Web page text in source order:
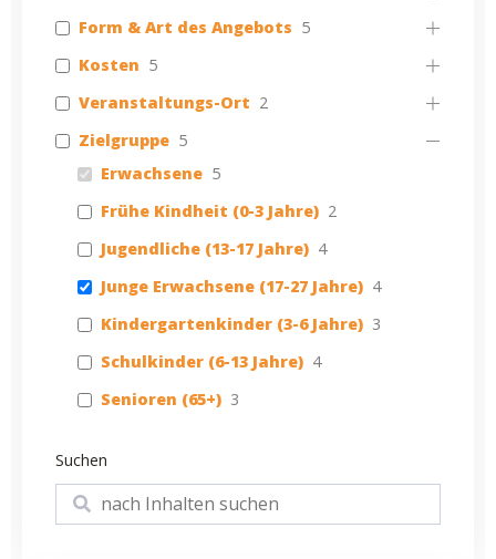
Form & Art des Angebots 5
Kosten 5
Veranstaltungs-Ort 2
Zielgruppe 5
Erwachsene 5
Frühe Kindheit (0-3 Jahre) 2
Jugendliche (13-17 Jahre) 4
Junge Erwachsene (17-27 Jahre) 4
Kindergartenkinder (3-6 Jahre) 3
Schulkinder (6-13 Jahre) 4
Senioren (65+) 3
Suchen
Suchen